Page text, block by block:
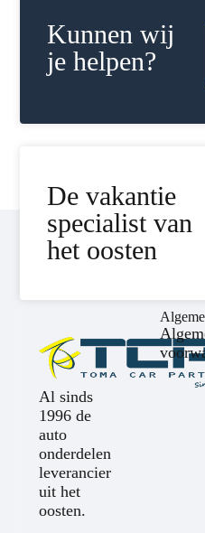
Kunnen wij
je helpen?
De vakantie
specialist van
het oosten
Al sinds
1996 de
auto
onderdelen
leverancier
uit het
oosten.